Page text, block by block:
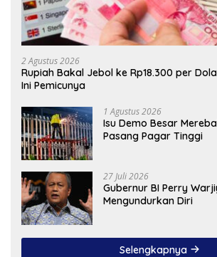
2 Agustus 2026
Rupiah Bakal Jebol ke Rp18.300 per
Ini Pemicunya
1 Agustus 2026
Isu Demo Besar
Pasang Pagar Tinggi
27 Juli 2026
Gubernur BI Perry
Mengundurkan Diri
Selengkapnya